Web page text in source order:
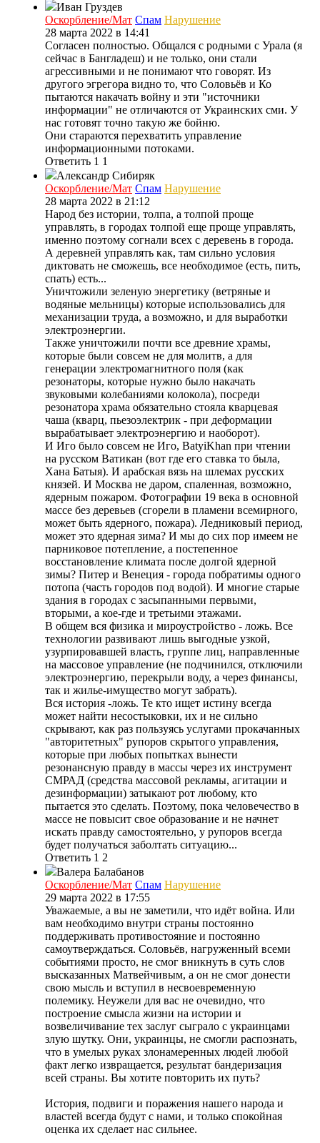
Иван Груздев
Оскорбление/Мат Спам Нарушение
28 марта 2022 в 14:41
Согласен полностью. Общался с родными с Урала (я
сейчас в Бангладеш) и не только, они стали
агрессивными и не понимают что говорят. Из
другого эгрегора видно то, что Соловьёв и Ко
пытаются накачать войну и эти "источники
информации" не отличаются от Украинских сми. У
нас готовят точно такую же бойню.
Они стараются перехватить управление
информационными потоками.
Ответить 1 1
Александр Сибиряк
Оскорбление/Мат Спам Нарушение
28 марта 2022 в 21:12
Народ без истории, толпа, а толпой проще
управлять, в городах толпой еще проще управлять,
именно поэтому согнали всех с деревень в города.
А деревней управлять как, там сильно условия
диктовать не сможешь, все необходимое (есть, пить,
спать) есть...
Уничтожили зеленую энергетику (ветряные и
водяные мельницы) которые использовались для
механизации труда, а возможно, и для выработки
электроэнергии.
Также уничтожили почти все древние храмы,
которые были совсем не для молитв, а для
генерации электромагнитного поля (как
резонаторы, которые нужно было накачать
звуковыми колебаниями колокола), посреди
резонатора храма обязательно стояла кварцевая
чаша (кварц, пьезоэлектрик - при деформации
вырабатывает электроэнергию и наоборот).
И Иго было совсем не Иго, BatyiKhan при чтении
на русском Ватикан (вот где его ставка то была,
Хана Батыя). И арабская вязь на шлемах русских
князей. И Москва не даром, спаленная, возможно,
ядерным пожаром. Фотографии 19 века в основной
массе без деревьев (сгорели в пламени всемирного,
может быть ядерного, пожара). Ледниковый период,
может это ядерная зима? И мы до сих пор имеем не
парниковое потепление, а постепенное
восстановление климата после долгой ядерной
зимы? Питер и Венеция - города побратимы одного
потопа (часть городов под водой). И многие старые
здания в городах с засыпанными первыми,
вторыми, а кое-где и третьими этажами.
В общем вся физика и мироустройство - ложь. Все
технологии развивают лишь выгодные узкой,
узурпировавшей власть, группе лиц, направленные
на массовое управление (не подчинился, отключили
электроэнергию, перекрыли воду, а через финансы,
так и жилье-имущество могут забрать).
Вся история -ложь. Те кто ищет истину всегда
может найти несостыковки, их и не сильно
скрывают, как раз пользуясь услугами прокачанных
"авторитетных" рупоров скрытого управления,
которые при любых попытках вынести
резонансную правду в массы через их инструмент
СМРАД (средства массовой рекламы, агитации и
дезинформации) затыкают рот любому, кто
пытается это сделать. Поэтому, пока человечество в
массе не повысит свое образование и не начнет
искать правду самостоятельно, у рупоров всегда
будет получаться заболтать ситуацию...
Ответить 1 2
Валера Балабанов
Оскорбление/Мат Спам Нарушение
29 марта 2022 в 17:55
Уважаемые, а вы не заметили, что идёт война. Или
вам необходимо внутри страны постоянно
поддерживать противостояние и постоянно
самоутверждаться. Соловьёв, нагруженный всеми
событиями просто, не смог вникнуть в суть слов
высказанных Матвейчивым, а он не смог донести
свою мысль и вступил в несвоевременную
полемику. Неужели для вас не очевидно, что
построение смысла жизни на истории и
возвеличивание тех заслуг сыграло с украинцами
злую шутку. Они, украинцы, не смогли распознать,
что в умелых руках злонамеренных людей любой
факт легко извращается, результат бандеризация
всей страны. Вы хотите повторить их путь?
История, подвиги и поражения нашего народа и
властей всегда будут с нами, и только спокойная
оценка их сделает нас сильнее.